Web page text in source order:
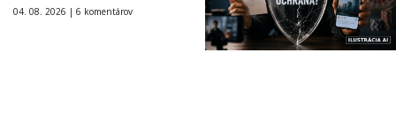
04. 08. 2026 | 6 komentárov